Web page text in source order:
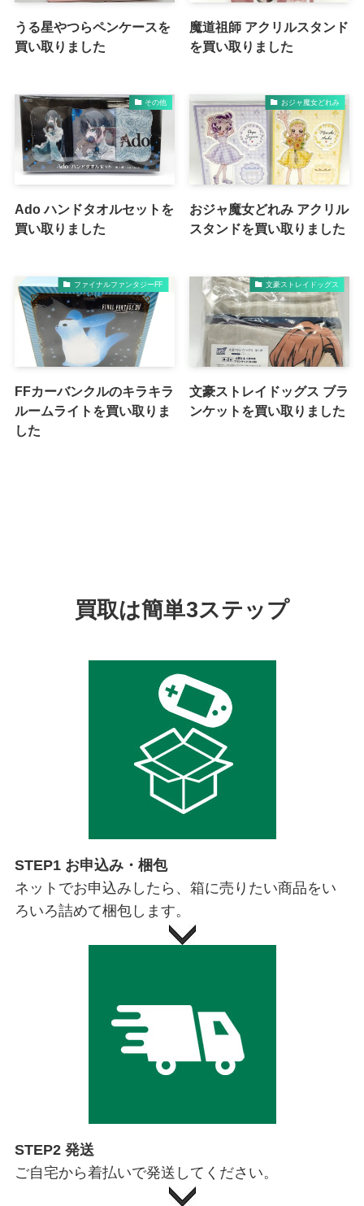
うる星やつらペンケースを
買い取りました
魔道祖師 アクリルスタンド
を買い取りました
その他
Ado ハンドタオルセットを
買い取りました
おジャ魔女どれみ
おジャ魔女どれみ アクリル
スタンドを買い取りました
ファイナルファンタジーFF
FFカーバンクルのキラキラ
ルームライトを買い取りま
した
文豪ストレイドッグス
文豪ストレイドッグス ブラ
ンケットを買い取りました
買取は簡単3ステップ
STEP1 お申込み・梱包
ネットでお申込みしたら、箱に売りたい商品をい
ろいろ詰めて梱包します。
STEP2 発送
ご自宅から着払いで発送してください。